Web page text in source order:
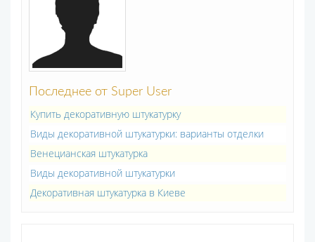
Последнее от Super User
Купить декоративную штукатурку
Виды декоративной штукатурки: варианты отделки
Венецианская штукатурка
Виды декоративной штукатурки
Декоративная штукатурка в Киеве